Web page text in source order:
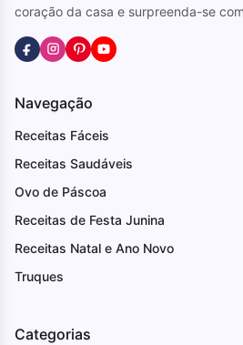
coração da casa e surpreenda-se
Navegação
Receitas Fáceis
Receitas Saudáveis
Ovo de Páscoa
Receitas de Festa Junina
Receitas Natal e Ano Novo
Truques
Categorias